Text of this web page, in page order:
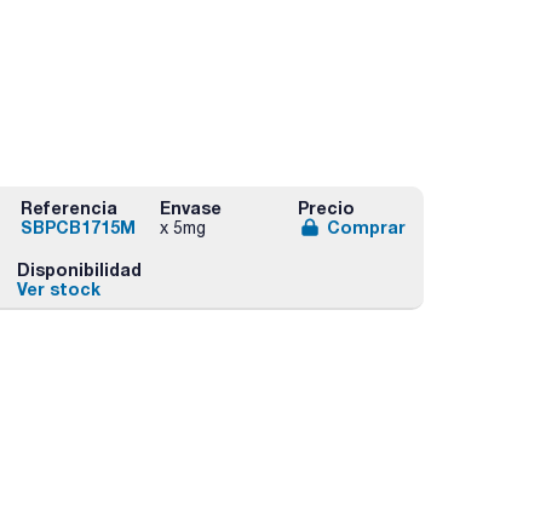
Referencia
SBPCB1715M
Envase
x 5mg
Precio
Comprar
Disponibilidad
Ver stock